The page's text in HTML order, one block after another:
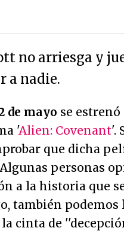
no arriesga y
a nadie.
de mayo se estrenó
'Alien: Covenant'.
que dicha
personas
a la historia que
también
cinta de ''